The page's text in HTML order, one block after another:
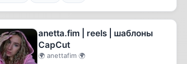
anetta.fim | reels | шаблоны
CapCut
🌍 anettafim 🌍